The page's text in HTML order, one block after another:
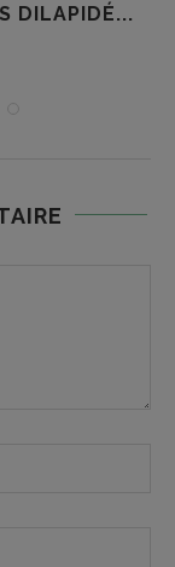
DILAPIDÉ...